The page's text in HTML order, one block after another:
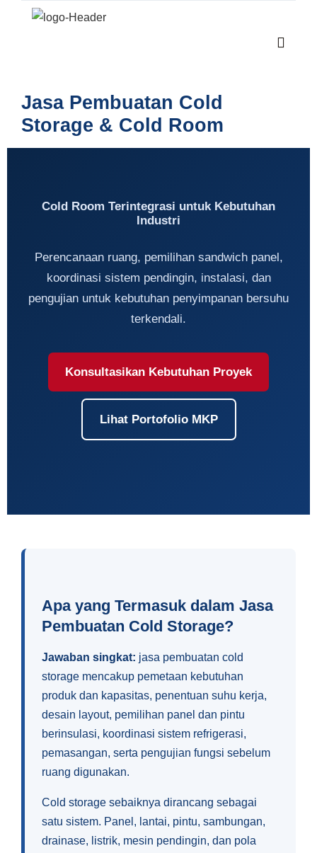
Jasa Pembuatan Cold
Storage & Cold Room
Cold Room Terintegrasi untuk Kebutuhan
Industri
Perencanaan ruang, pemilihan sandwich panel,
koordinasi sistem pendingin, instalasi, dan
pengujian untuk kebutuhan penyimpanan bersuhu
terkendali.
Konsultasikan Kebutuhan Proyek
Lihat Portofolio MKP
Apa yang Termasuk dalam Jasa
Pembuatan Cold Storage?
Jawaban singkat: jasa pembuatan cold
storage mencakup pemetaan kebutuhan
produk dan kapasitas, penentuan suhu kerja,
desain layout, pemilihan panel dan pintu
berinsulasi, koordinasi sistem refrigerasi,
pemasangan, serta pengujian fungsi sebelum
ruang digunakan.
Cold storage sebaiknya dirancang sebagai
satu sistem. Panel, lantai, pintu, sambungan,
drainase, listrik, mesin pendingin, dan pola